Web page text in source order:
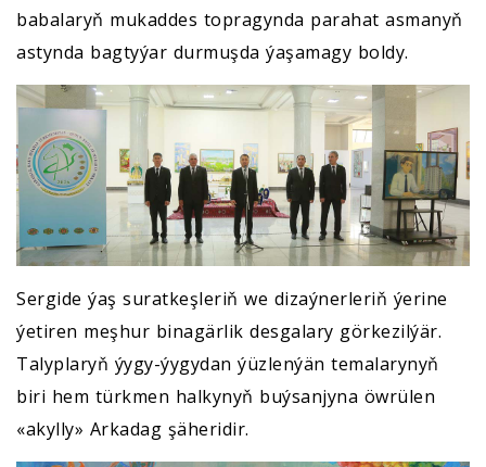
babalaryň mukaddes topragynda parahat asmanyň
astynda bagtyýar durmuşda ýaşamagy boldy.
Sergide ýaş suratkeşleriň we dizaýnerleriň ýerine
ýetiren meşhur binagärlik desgalary görkezilýär.
Talyplaryň ýygy-ýygydan ýüzlenýän temalarynyň
biri hem türkmen halkynyň buýsanjyna öwrülen
«akylly» Arkadag şäheridir.